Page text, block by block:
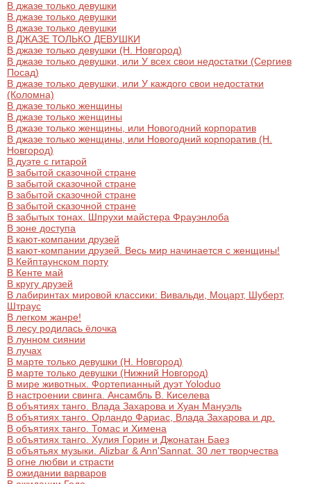
В джазе только девушки
В джазе только девушки
В джазе только девушки
В ДЖАЗЕ ТОЛЬКО ДЕВУШКИ
В джазе только девушки (Н. Новгород)
В джазе только девушки, или У всех свои недостатки (Сергиев
Посад)
В джазе только девушки, или У каждого свои недостатки
(Коломна)
В джазе только женщины
В джазе только женщины
В джазе только женщины, или Новогодний корпоратив
В джазе только женщины, или Новогодний корпоратив (Н.
Новгород)
В дуэте с гитарой
В забытой сказочной стране
В забытой сказочной стране
В забытой сказочной стране
В забытой сказочной стране
В забытых тонах. Шпрухи майстера Фрауэнлоба
В зоне доступа
В кают-компании друзей
В кают-компании друзей. Весь мир начинается с женщины!
В Кейптаунском порту
В Кенте май
В кругу друзей
В лабиринтах мировой классики: Вивальди, Моцарт, Шуберт,
Штраус
В легком жанре!
В лесу родилась ёлочка
В лунном сиянии
В лучах
В марте только девушки (Н. Новгород)
В марте только девушки (Нижний Новгород)
В мире животных. Фортепианный дуэт Yoloduo
В настроении свинга. Ансамбль В. Киселева
В объятиях танго. Влада Захарова и Хуан Мануэль
В объятиях танго. Орландо Фариас, Влада Захарова и др.
В объятиях танго. Томас и Химена
В объятиях танго. Хулия Горин и Джонатан Баез
В объятьях музыки. Alizbar & Ann'Sannat. 30 лет творчества
В огне любви и страсти
В ожидании варваров